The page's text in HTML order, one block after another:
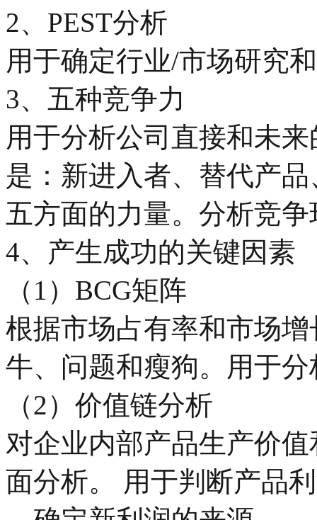
2、PEST分析
用于确定行业/市场研究
3、五种竞争力
用于分析公司直接和未
是：新进入者、替代产
五方面的力量。分析竞争
4、产生成功的关键因素
（1）BCG矩阵
根据市场占有率和市场
牛、问题和瘦狗。用于
（2）价值链分析
对企业内部产品生产价
面分析。 用于判断产品